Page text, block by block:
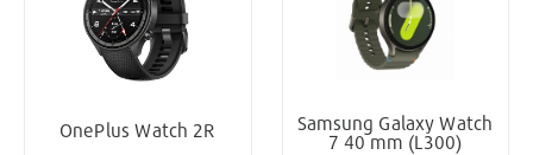
OnePlus Watch 2R
Samsung Galaxy Watch
7 40 mm (L300)